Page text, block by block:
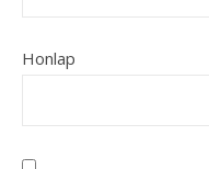
Honlap